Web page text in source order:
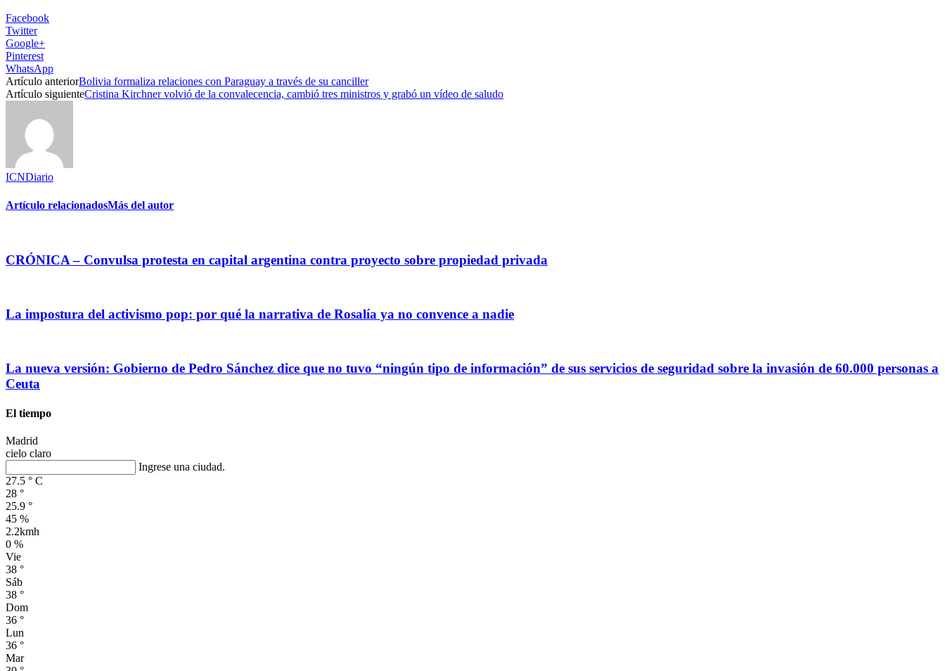
Facebook
Twitter
Google+
Pinterest
WhatsApp
Artículo anteriorBolivia formaliza relaciones con Paraguay a través de su canciller
Artículo siguienteCristina Kirchner volvió de la convalecencia, cambió tres ministros y grabó un vídeo de saludo
ICNDiario
Artículo relacionadosMás del autor
CRÓNICA – Convulsa protesta en capital argentina contra proyecto sobre propiedad privada
La impostura del activismo pop: por qué la narrativa de Rosalía ya no convence a nadie
La nueva versión: Gobierno de Pedro Sánchez dice que no tuvo “ningún tipo de información” de sus servicios de seguridad sobre la invasión de 60.000 personas a
Ceuta
El tiempo
Madrid
cielo claro
Ingrese una ciudad.
27.5 ° C
28 °
25.9 °
45 %
2.2kmh
0 %
Vie
38 °
Sáb
38 °
Dom
36 °
Lun
36 °
Mar